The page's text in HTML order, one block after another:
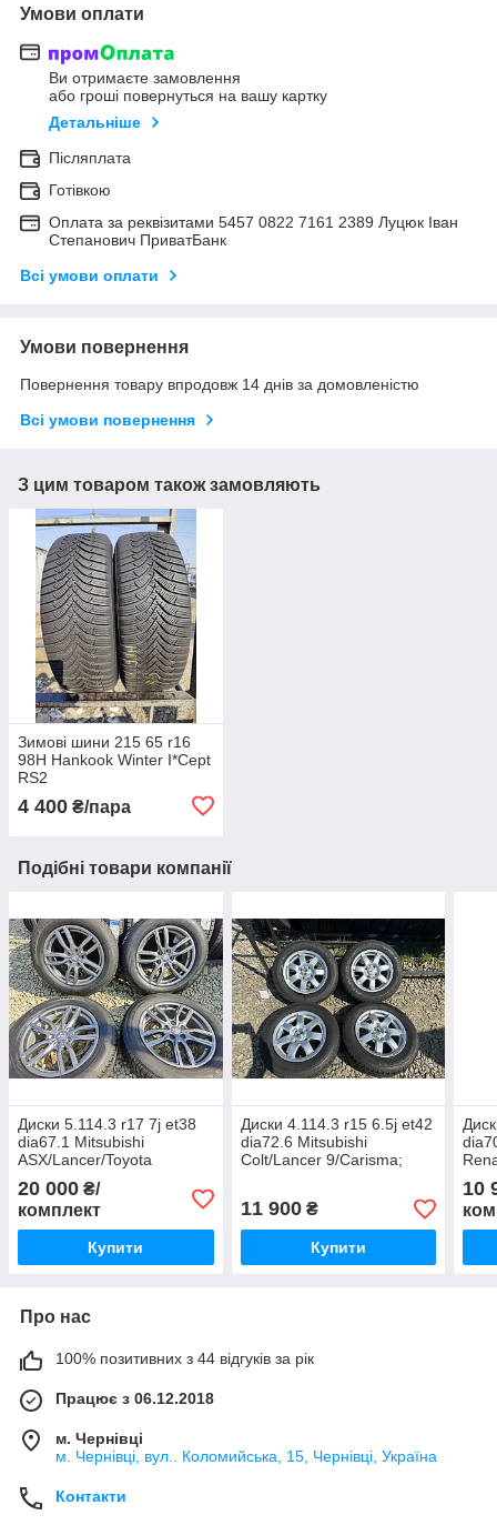
Умови оплати
Ви отримаєте замовлення
або гроші повернуться на вашу картку
Детальніше
Післяплата
Готівкою
Оплата за реквізитами 5457 0822 7161 2389 Луцюк Іван
Степанович ПриватБанк
Всі умови оплати
Умови повернення
Повернення товару впродовж 14 днів за домовленістю
Всі умови повернення
З цим товаром також замовляють
Зимові шини 215 65 r16
98H Hankook Winter I*Cept
RS2
4 400 ₴/пара
Подібні товари компанії
Диски 5.114.3 r17 7j et38
dia67.1 Mitsubishi
ASX/Lancer/Toyota
RAV4/Honda CR-V/Hyundai
Tucson
20 000 ₴/
комплект
Купити
Диски 4.114.3 r15 6.5j et42
dia72.6 Mitsubishi
Colt/Lancer 9/Carisma;
11 900₴
Купити
10
Про нас
100% позитивних з 44 відгуків за рік
Працює з 06.12.2018
м. Чернівці
м. Чернівці, вул.. Коломийська, 15, Чернівці, Україна
Контакти